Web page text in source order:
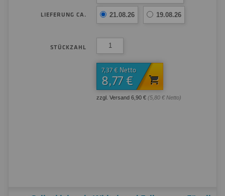
LIEFERUNG CA. 21.08.26 19.08.26
STÜCKZAHL
7,37 € Netto
8,77 €
zzgl. Versand 6,90 € (5,80 € Netto)